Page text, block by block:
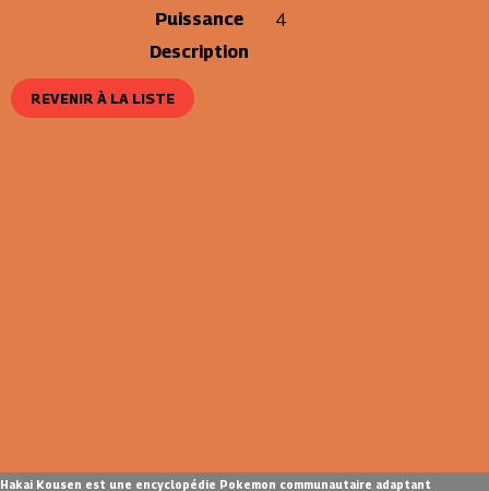
Puissance
4
Description
REVENIR À LA LISTE
Hakai Kousen est une encyclopédie Pokemon communautaire adaptant